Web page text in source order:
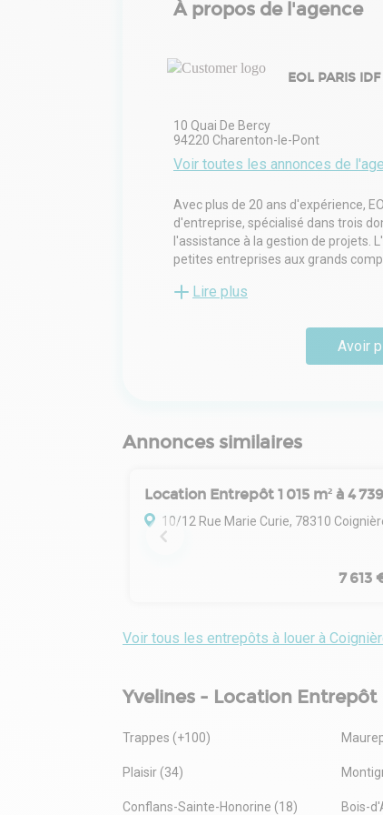
À propos de l'agence
EOL PARIS IDF
10 Quai De Bercy
94220 Charenton-le-Pont
Voir toutes les annonces de
Avec plus de 20 ans d'expérience,
d'entreprise, spécialisé dans trois
l'assistance à la gestion de projets.
petites entreprises aux grands
répondant à des besoins
répartis dans les principales villes
Toulouse et Marseille), EOL réalise
Lire plus
Avoir
Annonces similaires
Location Entrepôt 1 015 m² à 4
10/12 Rue Marie Curie, 78310
7 613
Voir tous les entrepôts à louer à
Yvelines - Location Entrepôt
Trappes (+100)
Plaisir (34)
Conflans-Sainte-Honorine (18) Bois-